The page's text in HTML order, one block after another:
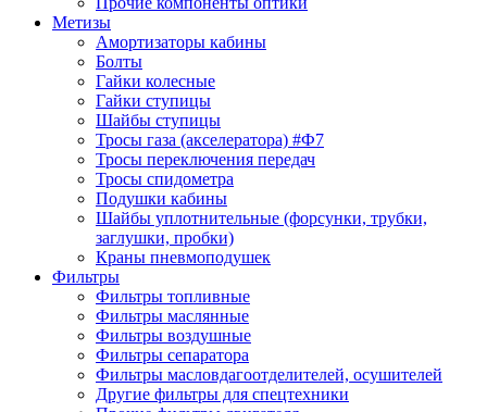
Метизы
Амортизаторы кабины
Болты
Гайки колесные
Гайки ступицы
Шайбы ступицы
Тросы газа (акселератора) #Ф7
Тросы переключения передач
Тросы спидометра
Подушки кабины
Шайбы уплотнительные (форсунки, трубки,
заглушки, пробки)
Краны пневмоподушек
Фильтры
Фильтры топливные
Фильтры маслянные
Фильтры воздушные
Фильтры сепаратора
Фильтры масловдагоотделителей, осушителей
Другие фильтры для спецтехники